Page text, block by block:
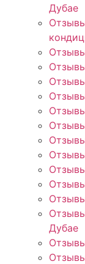
Дубае
Дубае